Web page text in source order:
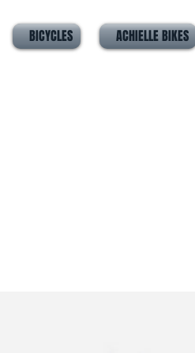
BICYCLES ACHIELLE BIKES